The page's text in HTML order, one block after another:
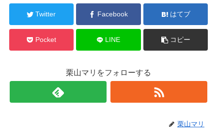
Twitter Facebook はてブ
Pocket LINE コピー
栗山マリをフォローする
栗山マリ